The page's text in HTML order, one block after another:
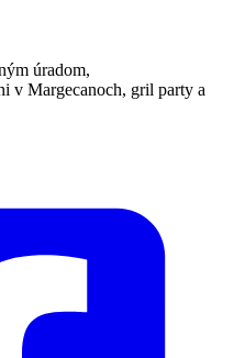
úradom,
v Margecanoch, gril party a